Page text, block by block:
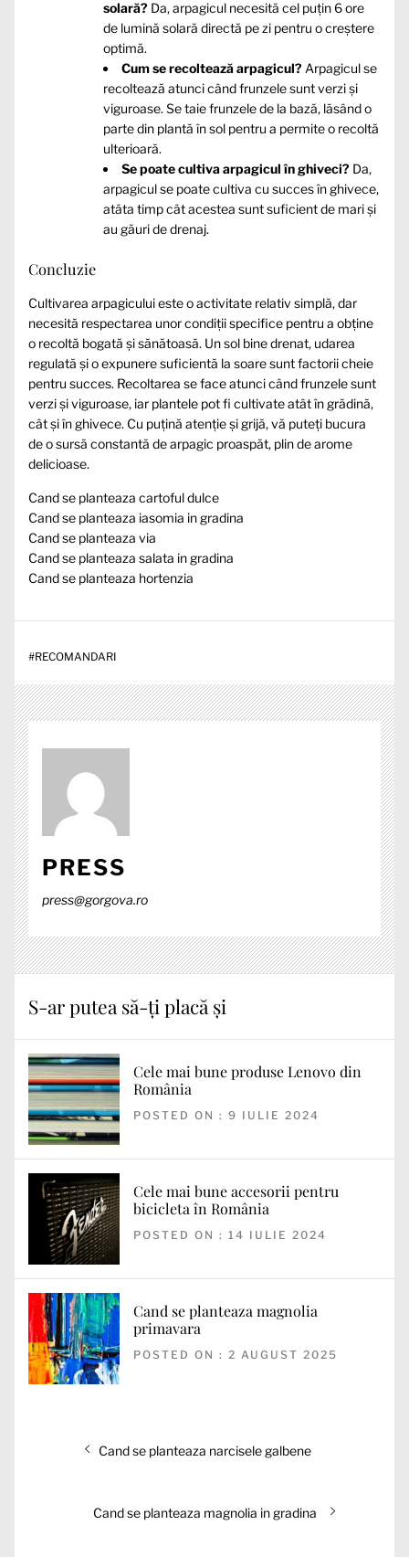
solară? Da, arpagicul necesită cel puțin 6 ore
de lumină solară directă pe zi pentru o creștere
optimă.
Cum se recoltează arpagicul? Arpagicul se
recoltează atunci când frunzele sunt verzi și
viguroase. Se taie frunzele de la bază, lăsând o
parte din plantă în sol pentru a permite o recoltă
ulterioară.
Se poate cultiva arpagicul în ghiveci? Da,
arpagicul se poate cultiva cu succes în ghivece,
atâta timp cât acestea sunt suficient de mari și
au găuri de drenaj.
Concluzie
Cultivarea arpagicului este o activitate relativ simplă, dar
necesită respectarea unor condiții specifice pentru a obține
o recoltă bogată și sănătoasă. Un sol bine drenat, udarea
regulată și o expunere suficientă la soare sunt factorii cheie
pentru succes. Recoltarea se face atunci când frunzele sunt
verzi și viguroase, iar plantele pot fi cultivate atât în grădină,
cât și în ghivece. Cu puțină atenție și grijă, vă puteți bucura
de o sursă constantă de arpagic proaspăt, plin de arome
delicioase.
Cand se planteaza cartoful dulce
Cand se planteaza iasomia in gradina
Cand se planteaza via
Cand se planteaza salata in gradina
Cand se planteaza hortenzia
#RECOMANDARI
PRESS
press@gorgova.ro
S-ar putea să-ți placă și
Cele mai bune produse Lenovo din
România
POSTED ON : 9 IULIE 2024
Cele mai bune accesorii pentru
bicicleta în România
POSTED ON : 14 IULIE 2024
Cand se planteaza magnolia
primavara
POSTED ON : 2 AUGUST 2025
Articolul
Cand se planteaza narcisele galbene
Articolul
Cand se planteaza magnolia in gradina